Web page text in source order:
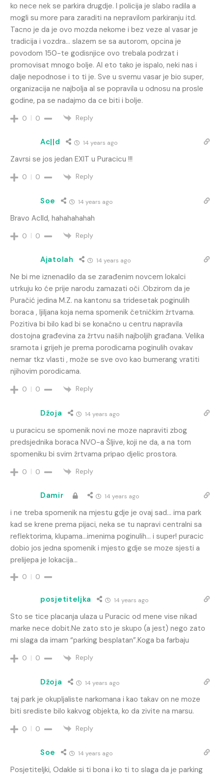
ko nece nek se parkira drugdje. I policija je slabo radila a
mogli su more para zaraditi na nepravilom parkiranju itd.
Tacno je da je ovo mozda nekome i bez veze al vasar je
tradicija i vozdra… slazem se sa autorom, opcina je
povodom 150-te godisnjice ovo trebala podrzat i
promovisat mnogo bolje. Al eto tako je ispalo, neki nas i
dalje nepodnose i to ti je. Sve u svemu vasar je bio super,
organizacija ne najbolja al se popravila u odnosu na prosle
godine, pa se nadajmo da ce biti i bolje.
0 0 Reply
Ac||d 14 years ago
Zavrsi se jos jedan EXIT u Puracicu !!!
0 0 Reply
Soe 14 years ago
Bravo AcIId, hahahahahah
0 0 Reply
Ajatolah 14 years ago
Ne bi me iznenadilo da se zarađenim novcem lokalci
utrkuju ko će prije narodu zamazati oči .Obzirom da je
Puračić jedina M.Z. na kantonu sa tridesetak poginulih
boraca , ljiljana koja nema spomenik četničkim žrtvama.
Pozitiva bi bilo kad bi se konačno u centru napravila
dostojna građevina za žrtvu naših najboljih građana. Velika
sramota i grijeh je prema porodicama poginulih ovakav
nemar tkz vlasti , može se sve ovo kao bumerang vratiti
njihovim porodicama.
0 0 Reply
Džoja 14 years ago
u puracicu se spomenik novi ne moze napraviti zbog
predsjednika boraca NVO-a Šljive, koji ne da, a na tom
spomeniku bi svim žrtvama pripao djelic prostora.
0 0 Reply
Damir 14 years ago
i ne treba spomenik na mjestu gdje je ovaj sad… ima park
kad se krene prema pijaci, neka se tu napravi centralni sa
reflektorima, klupama…imenima poginulih… i super! puracic
dobio jos jedna spomenik i mjesto gdje se moze sjesti a
prelijepa je lokacija…
0 0
posjetiteljka 14 years ago
Sto se tice placanja ulaza u Puracic od mene vise nikad
marke nece dobit.Ne zato sto je skupo (a jest) nego zato
mi slaga da imam “parking besplatan”.Koga ba farbaju
0 0 Reply
Džoja 14 years ago
taj park je okupljaliste narkomana i kao takav on ne moze
biti srediste bilo kakvog objekta, ko da zivite na marsu.
0 0 Reply
Soe 14 years ago
Posjetiteljki, Odakle si ti bona i ko ti to slaga da je parking